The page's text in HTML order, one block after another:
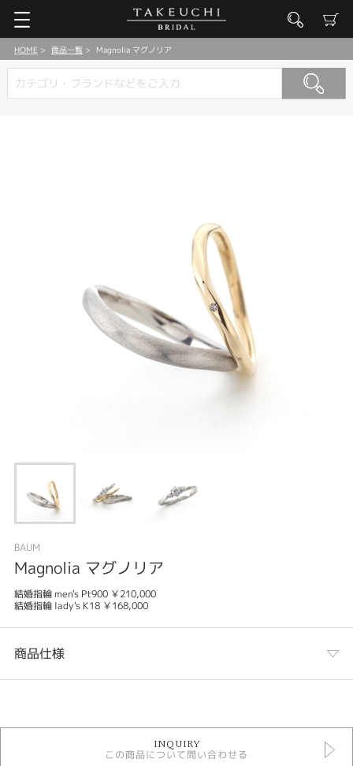
HOME 商品一覧 Magnolia マグノリア
BAUM
Magnolia マグノリア
結婚指輪 men's Pt900 ￥210,000
結婚指輪 lady's K18 ￥168,000
商品仕様
結婚指輪
INQUIRY
この商品について問い合わせる